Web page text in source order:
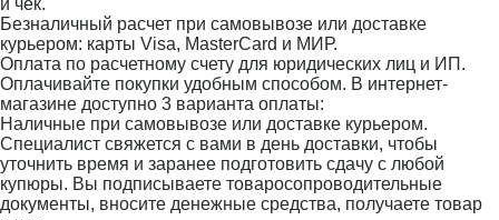
Безналичный расчет при самовывозе или доставке
курьером: карты Visa, MasterCard и МИР.
Оплата по расчетному счету для юридических лиц и ИП.
Оплачивайте покупки удобным способом. В интернет-
магазине доступно 3 варианта оплаты:
Наличные при самовывозе или доставке курьером.
Специалист свяжется с вами в день доставки, чтобы
уточнить время и заранее подготовить сдачу с любой
купюры. Вы подписываете товаросопроводительные
документы, вносите денежные средства, получаете товар